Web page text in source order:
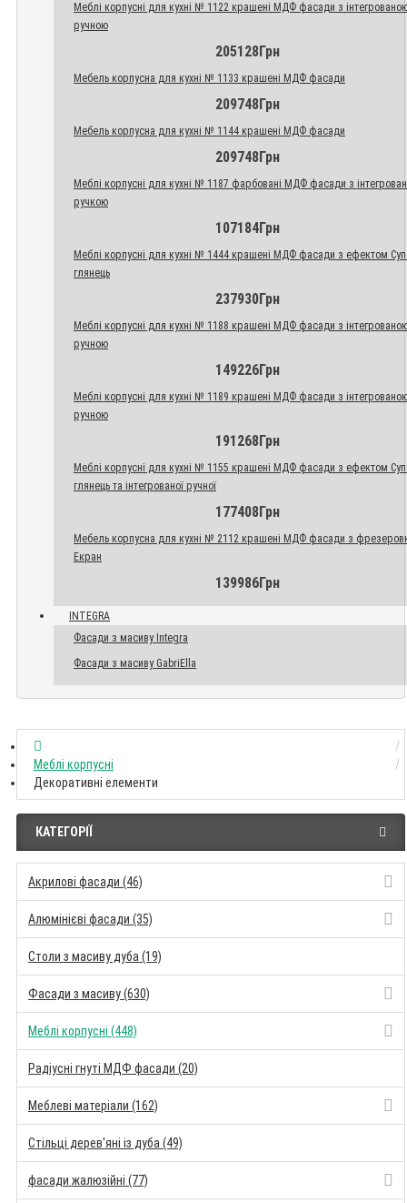
Меблі корпусні для кухні № 1122 крашені МДФ фасади з
ручною
205128Грн
Мебель корпусна для кухні № 1133 крашені МДФ фасади
209748Грн
Мебель корпусна для кухні № 1144 крашені МДФ фасади
209748Грн
Меблі корпусні для кухні № 1187 фарбовані МДФ фасади з
ручкою
107184Грн
Меблі корпусні для кухні № 1444 крашені МДФ фасади з ефектом
глянець
237930Грн
Меблі корпусні для кухні № 1188 крашені МДФ фасади з
ручною
149226Грн
Меблі корпусні для кухні № 1189 крашені МДФ фасади з
ручною
191268Грн
Меблі корпусні для кухні № 1155 крашені МДФ фасади з ефектом
глянець та інтегрованої ручної
177408Грн
Мебель корпусна для кухні № 2112 крашені МДФ фасади з
Екран
139986Грн
INTEGRA
Фасади з масиву Integra
Фасади з масиву GabriElla
Меблі корпусні
Декоративні елементи
КАТЕГОРІЇ
Акрилові фасади (46)
Алюмінієві фасади (35)
Столи з масиву дуба (19)
Фасади з масиву (630)
Меблі корпусні (448)
Радіусні гнуті МДФ фасади (20)
Меблеві матеріали (162)
Стільці дерев'яні із дуба (49)
фасади жалюзійні (77)